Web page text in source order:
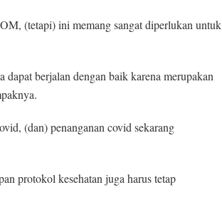
(tetapi) ini memang sangat diperlukan untuk
berjalan dengan baik karena merupakan
(dan) penanganan covid sekarang
protokol kesehatan juga harus tetap